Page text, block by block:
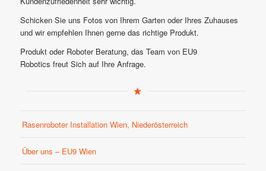
Schicken Sie uns Fotos von Ihrem Garten oder Ihres Zuhauses
und wir empfehlen Ihnen gerne das richtige Produkt.
Produkt oder Roboter Beratung, das Team von EU9
Robotics freut Sich auf Ihre Anfrage.
Rasenroboter Installation Wien, Niederösterreich
Über uns – EU9 Wien